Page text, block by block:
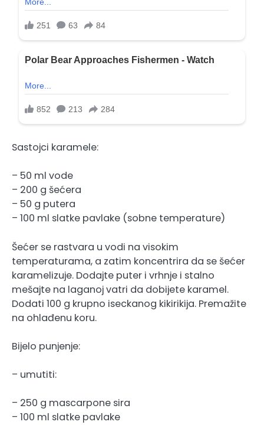
Sastojci karamele:
– 50 ml vode
– 200 g šećera
– 50 g putera
– 100 ml slatke pavlake (sobne temperature)
Šećer se rastvara u vodi na visokim
temperaturama, a zatim koncentrira da se šećer
karamelizuje. Dodajte puter i vrhnje i stalno
mešajte na laganoj vatri da dobijete karamel.
Dodati 100 g krupno iseckanog kikirikija. Premažite
na ohlađenu koru.
Bijelo punjenje:
– umutiti:
– 250 g mascarpone sira
– 100 ml slatke pavlake